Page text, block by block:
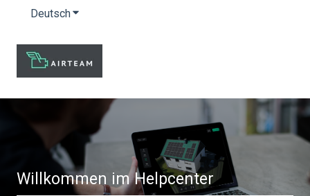
DeutschUntermenü für Übersetzungen anzeigen
Willkommen im Helpcenter